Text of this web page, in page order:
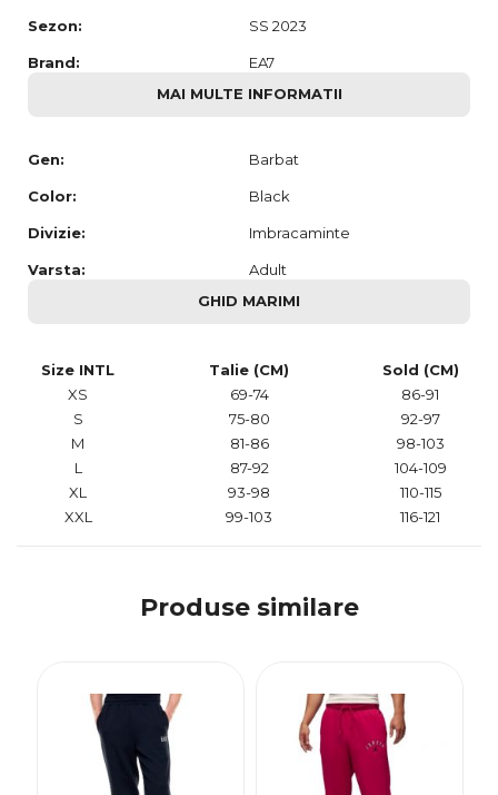
Sezon: SS 2023
Brand:
EA7
MAI MULTE INFORMATII
Gen: Barbat
Color: Black
Divizie: Imbracaminte
Varsta:
Adult
GHID MARIMI
Size INTL Talie (CM)
Sold (CM)
XS
69-74
86-91
S
75-80
92-97
M
81-86
98-103
L
87-92
104-109
XL
93-98
110-115
XXL
99-103 116-121
Produse similare